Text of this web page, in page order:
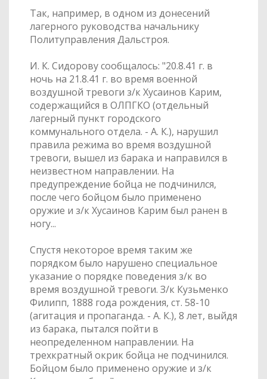
Так, например, в одном из донесений
лагерного руководства начальнику
Политуправления Дальстроя.
И. К. Сидорову сообщалось: "20.8.41 г. в
ночь на 21.8.41 г. во время военной
воздушной тревоги з/к Хусаинов Карим,
содержащийся в ОЛПГКО (отдельный
лагерный пункт городского
коммунального отдела. - А. К.), нарушил
правила режима во время воздушной
тревоги, вышел из барака и направился в
неизвестном направлении. На
предупреждение бойца не подчинился,
после чего бойцом было применено
оружие и з/к Хусаинов Карим был ранен в
ногу...
Спустя некоторое время таким же
порядком было нарушено специальное
указание о порядке поведения з/к во
время воздушной тревоги. З/к Кузьменко
Филипп, 1888 года рождения, ст. 58-10
(агитация и пропаганда. - А. К.), 8 лет, выйдя
из барака, пытался пойти в
неопределенном направлении. На
трехкратный окрик бойца не подчинился.
Бойцом было применено оружие и з/к